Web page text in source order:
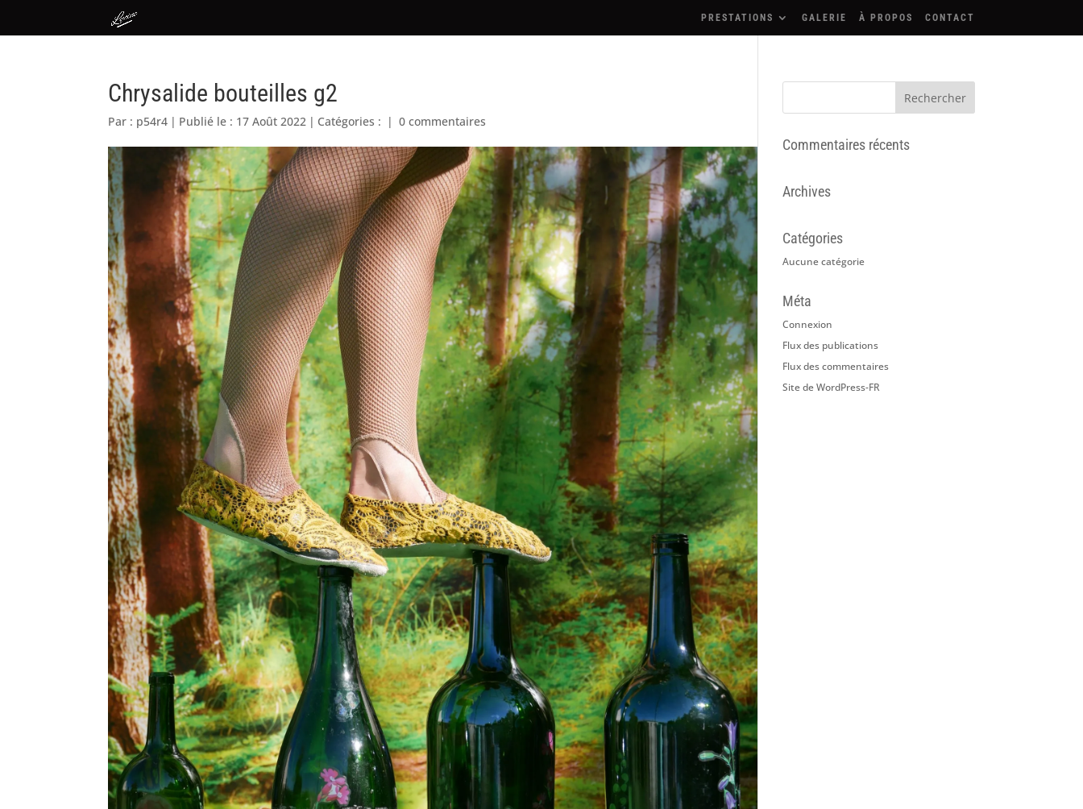
PRESTATIONS GALERIE À PROPOS CONTACT
Chrysalide bouteilles g2
Par : p54r4 | Publié le : 17 Août 2022 | Catégories : | 0 commentaires
Commentaires récents
Archives
Catégories
Aucune catégorie
Méta
Connexion
Flux des publications
Flux des commentaires
Site de WordPress-FR